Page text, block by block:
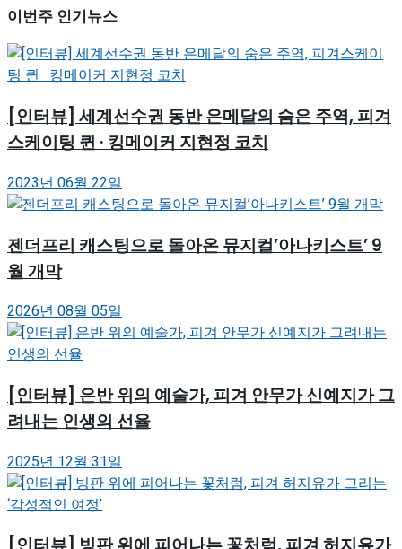
이번주 인기뉴스
[인터뷰] 세계선수권 동반 은메달의 숨은 주역, 피겨
스케이팅 퀸 · 킹메이커 지현정 코치
2023년 06월 22일
젠더프리 캐스팅으로 돌아온 뮤지컬’아나키스트’ 9
월 개막
2026년 08월 05일
[인터뷰] 은반 위의 예술가, 피겨 안무가 신예지가 그
려내는 인생의 선율
2025년 12월 31일